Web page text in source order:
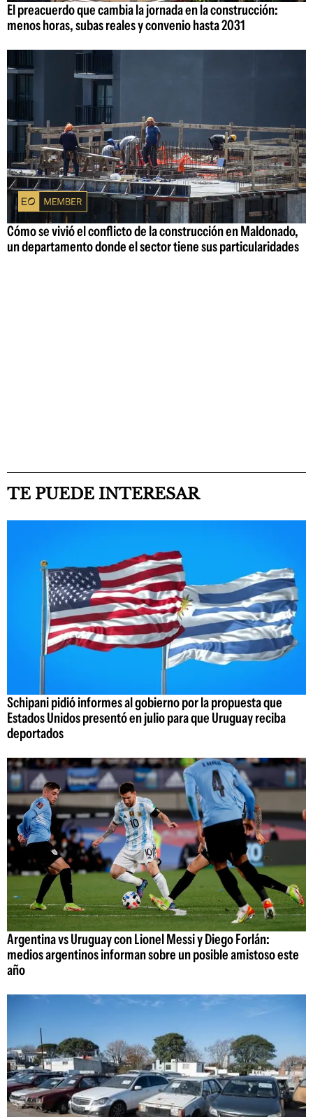
El preacuerdo que cambia la jornada en la construcción:
menos horas, subas reales y convenio hasta 2031
Cómo se vivió el conflicto de la construcción en Maldonado,
un departamento donde el sector tiene sus particularidades
TE PUEDE INTERESAR
Schipani pidió informes al gobierno por la propuesta que
Estados Unidos presentó en julio para que Uruguay reciba
deportados
Argentina vs Uruguay con Lionel Messi y Diego Forlán:
medios argentinos informan sobre un posible amistoso este
año